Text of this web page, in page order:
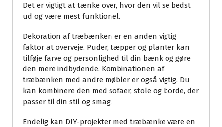
Det er vigtigt at tænke over, hvor den vil se bedst
ud og være mest funktionel.
Dekoration af træbænken er en anden vigtig
faktor at overveje. Puder, tæpper og planter kan
tilføje farve og personlighed til din bænk og gøre
den mere indbydende. Kombinationen af
træbænken med andre møbler er også vigtig. Du
kan kombinere den med sofaer, stole og borde, der
passer til din stil og smag.
Endelig kan DIY-projekter med træbænke være en